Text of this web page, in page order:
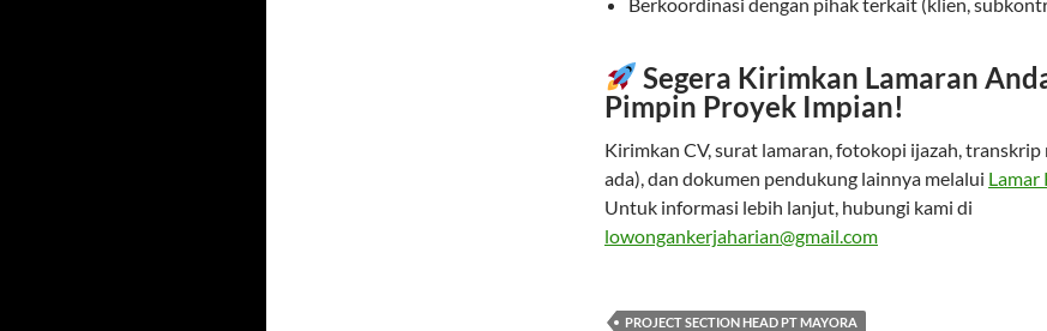
Berkoordinasi dengan pihak terkait (klien,
Segera Kirimkan Lamaran
Pimpin Proyek Impian!
Kirimkan CV, surat lamaran, fotokopi ijazah, transkrip
ada), dan dokumen pendukung lainnya melalui Lamar
Untuk informasi lebih lanjut, hubungi kami di
lowongankerjaharian@gmail.com
PROJECT SECTION HEAD PT MAYORA